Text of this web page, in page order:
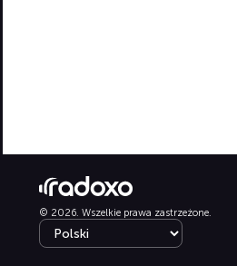
© 2026. Wszelkie prawa zastrzeżone.
Select language